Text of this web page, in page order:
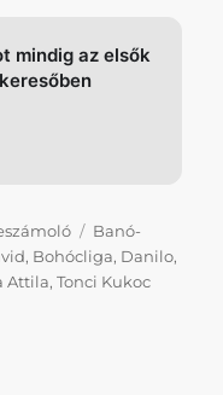
mindig az elsők
Címke
Banó-
, Bohócliga, Danilo,
Attila,Tonci Kukoc